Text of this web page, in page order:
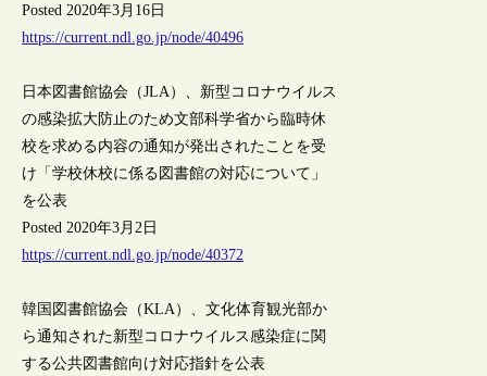
Posted 2020年3月16日
https://current.ndl.go.jp/node/40496
日本図書館協会（JLA）、新型コロナウイルス
の感染拡大防止のため文部科学省から臨時休
校を求める内容の通知が発出されたことを受
け「学校休校に係る図書館の対応について」
を公表
Posted 2020年3月2日
https://current.ndl.go.jp/node/40372
韓国図書館協会（KLA）、文化体育観光部か
ら通知された新型コロナウイルス感染症に関
する公共図書館向け対応指針を公表